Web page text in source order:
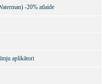
-20% atlaide
aplikātori